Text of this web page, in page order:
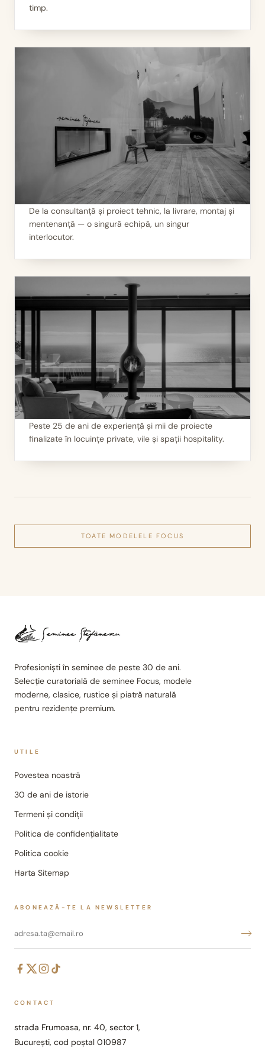
Calitate garantată
timp.
II
Servicii 360°
De la consultanță și proiect tehnic, la livrare, montaj și
mentenanță — o singură echipă, un singur
interlocutor.
III
Peste 25 de ani de experiență și mii de proiecte
finalizate în locuințe private, vile și spații hospitality.
TOATE MODELELE FOCUS
Profesioniști în seminee de peste 30 de ani.
Selecție curatorială de seminee Focus, modele
moderne, clasice, rustice și piatră naturală
pentru rezidențe premium.
UTILE
Povestea noastră
30 de ani de istorie
Termeni și condiții
Politica de confidențialitate
Politica cookie
Harta Sitemap
ABONEAZĂ-TE LA NEWSLETTER
CONTACT
strada Frumoasa, nr. 40, sector 1,
București, cod poștal 010987